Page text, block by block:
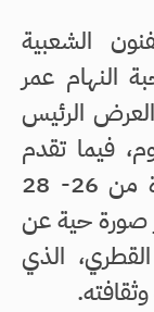
الشعبية
النهام عمر
الرئيس
فيما تقدم
المجموعة عروضا أخرى خلال الفترة من 26- 28
صورة حية عن
الذي